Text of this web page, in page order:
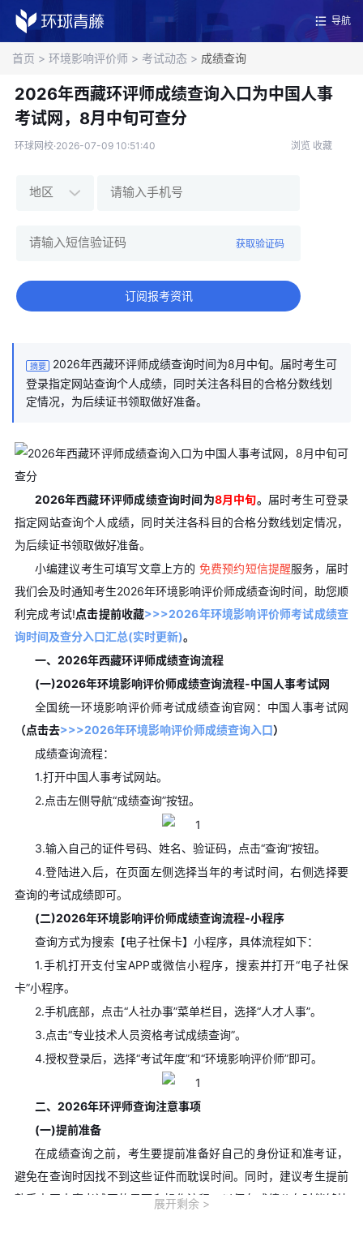
导航
首页 > 环境影响评价师 > 考试动态 > 成绩查询
2026年西藏环评师成绩查询入口为中国人事
考试网，8月中旬可查分
环球网校·2026-07-09 10:51:40 浏览 收藏
获取验证码
订阅报考资讯
摘要
2026年西藏环评师成绩查询时间为8月中旬。届时考生可
登录指定网站查询个人成绩，同时关注各科目的合格分数线划
定情况，为后续证书领取做好准备。
2026年西藏环评师成绩查询时间为8月中旬。 届时考生可登录
指定网站查询个人成绩，同时关注各科目的合格分数线划定情况，
为后续证书领取做好准备。
小编建议考生可填写文章上方的 免费预约短信提醒服务，届时
我们会及时通知考生2026年环境影响评价师成绩查询时间，助您顺
利完成考试!点击提前收藏>>>2026年环境影响评价师考试成绩查
询时间及查分入口汇总(实时更新)。
一、2026年西藏环评师成绩查询流程
(一)2026年环境影响评价师成绩查询流程-中国人事考试网
全国统一环境影响评价师考试成绩查询官网：中国人事考试网
（点击去>>>2026年环境影响评价师成绩查询入口）
成绩查询流程：
1.打开中国人事考试网站。
2.点击左侧导航“成绩查询”按钮。
3.输入自己的证件号码、姓名、验证码，点击“查询”按钮。
4.登陆进入后，在页面左侧选择当年的考试时间，右侧选择要
查询的考试成绩即可。
(二)2026年环境影响评价师成绩查询流程-小程序
查询方式为搜索【电子社保卡】小程序，具体流程如下：
1.手机打开支付宝APP或微信小程序，搜索并打开“电子社保
卡”小程序。
2.手机底部，点击“人社办事”菜单栏目，选择“人才人事”。
3.点击“专业技术人员资格考试成绩查询”。
4.授权登录后，选择“考试年度”和“环境影响评价师”即可。
二、2026年环评师查询注意事项
(一)提前准备
在成绩查询之前，考生要提前准备好自己的身份证和准考证，
避免在查询时因找不到这些证件而耽误时间。同时，建议考生提前
熟悉中国人事考试网的界面和操作流程，以便在成绩公布时能够快
展开剩余